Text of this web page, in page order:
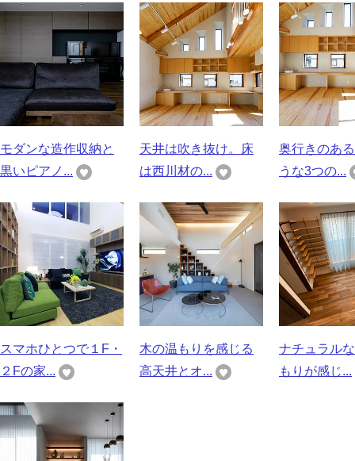
モダンな造作収納と
黒いピアノ...
天井は吹き抜け。床
は西川材の...
奥行きのあ
うな3つの...
スマホひとつで１F・
２Fの家...
木の温もりを感じる
高天井とオ...
ナチュラル
もりが感じ...